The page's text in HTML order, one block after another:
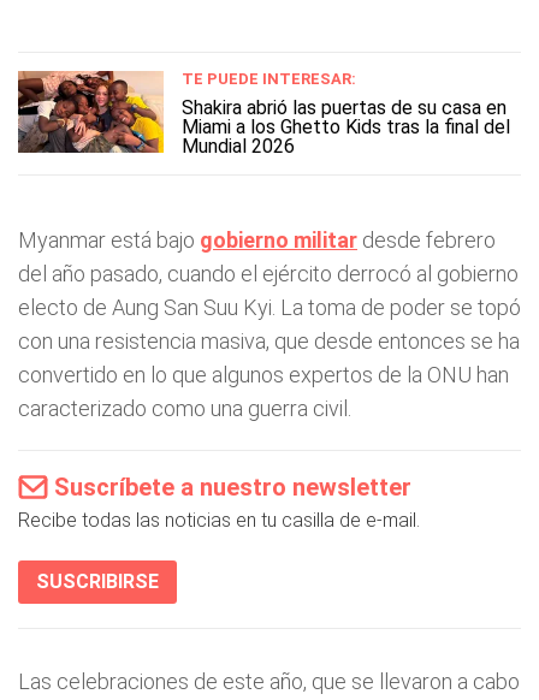
TE PUEDE INTERESAR:
Shakira abrió las puertas de su casa en
Miami a los Ghetto Kids tras la final del
Mundial 2026
Myanmar está bajo gobierno militar desde febrero
del año pasado, cuando el ejército derrocó al gobierno
electo de Aung San Suu Kyi. La toma de poder se topó
con una resistencia masiva, que desde entonces se ha
convertido en lo que algunos expertos de la ONU han
caracterizado como una guerra civil.
Suscríbete a nuestro newsletter
Recibe todas las noticias en tu casilla de e-mail.
SUSCRIBIRSE
Las celebraciones de este año, que se llevaron a cabo